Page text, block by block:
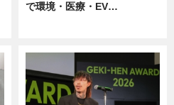
で環境・医療・EV…